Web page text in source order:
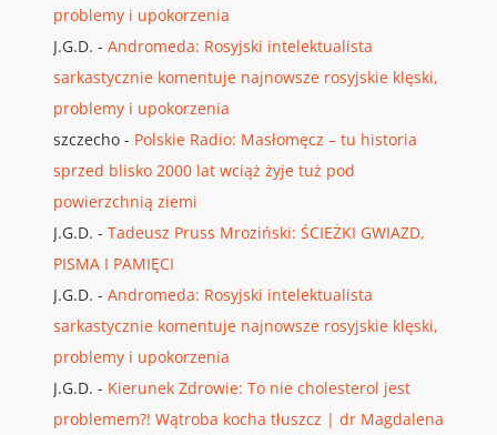
problemy i upokorzenia
J.G.D. - Andromeda: Rosyjski intelektualista
sarkastycznie komentuje najnowsze rosyjskie klęski,
problemy i upokorzenia
szczecho- Polskie Radio: Masłomęcz – tu historia
sprzed blisko 2000 lat wciąż żyje tuż pod
powierzchnią ziemi
J.G.D. - Tadeusz Pruss Mroziński: ŚCIEŻKI GWIAZD,
PISMA I PAMIĘCI
J.G.D. - Andromeda: Rosyjski intelektualista
sarkastycznie komentuje najnowsze rosyjskie klęski,
problemy i upokorzenia
J.G.D. - Kierunek Zdrowie: To nie cholesterol jest
problemem?! Wątroba kocha tłuszcz | dr Magdalena